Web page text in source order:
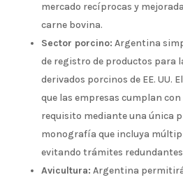
mercado recíprocas y
carne bovina.
Sector porcino: Argentina
de registro de productos para
derivados porcinos de EE. UU.
que las empresas cumplan con
requisito mediante una única
monografía que incluya
evitando trámites
Avicultura: Argentina